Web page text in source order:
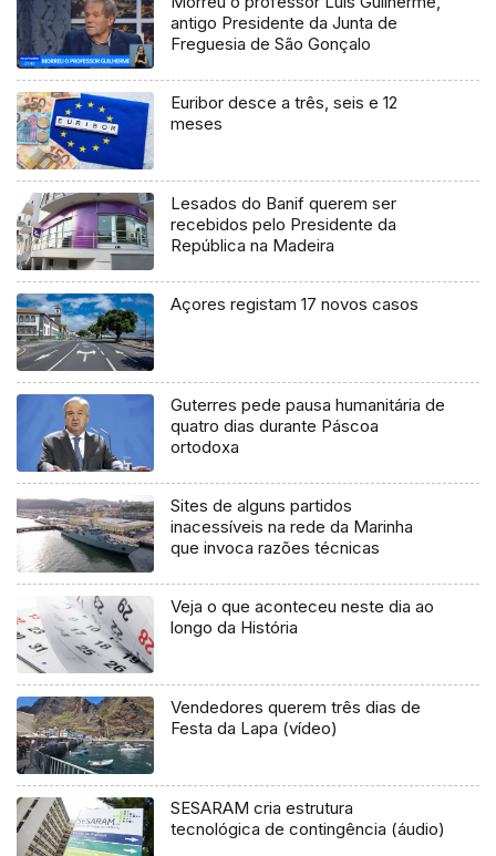
antigo Presidente da Junta de
Freguesia de São Gonçalo
Euribor desce a três, seis e 12
meses
Lesados do Banif querem ser
recebidos pelo Presidente da
República na Madeira
Açores registam 17 novos casos
Guterres pede pausa humanitária de
quatro dias durante Páscoa
ortodoxa
Sites de alguns partidos
inacessíveis na rede da Marinha
que invoca razões técnicas
Veja o que aconteceu neste dia ao
longo da História
Vendedores querem três dias de
Festa da Lapa (vídeo)
SESARAM cria estrutura
tecnológica de contingência (áudio)